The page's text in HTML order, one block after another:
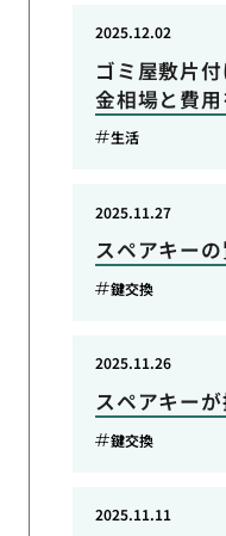
ゴミ屋敷片
金相場と費
2025.12.02
生活
スペアキー
2025.11.27
鍵交換
スペアキー
2025.11.26
鍵交換
2025.11.11